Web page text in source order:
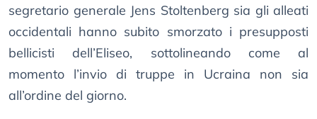
segretario generale Jens Stoltenberg sia gli alleati
occidentali hanno subito smorzato i presupposti
bellicisti dell’Eliseo, sottolineando come al
momento l’invio di truppe in Ucraina non sia
all’ordine del giorno.